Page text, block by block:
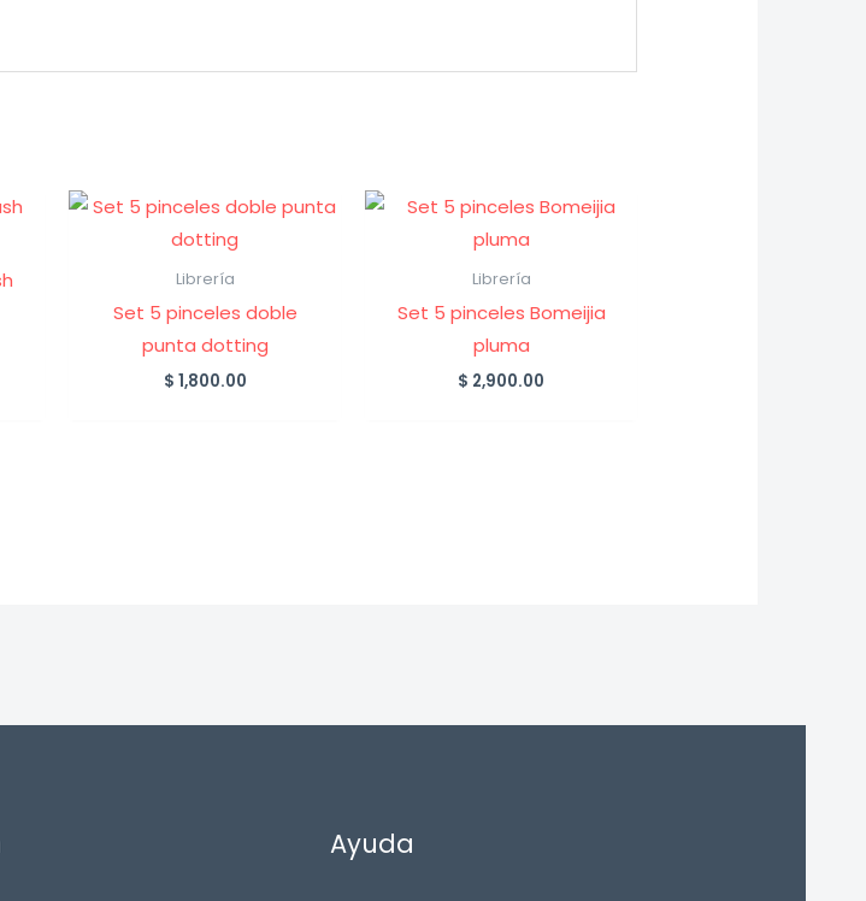
Librería
Set 5 pinceles doble
punta dotting
$ 1,800.00
Librería
Set 5 pinceles Bomeijia
pluma
$ 2,900.00
Ayuda